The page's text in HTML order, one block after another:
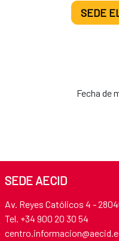
SEDE
Fecha de
SEDE AECID
Av. Reyes Católicos 4 -
Tel. +34 900 20 30 54​​​​​​​